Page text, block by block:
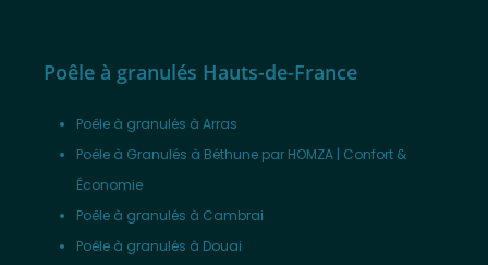
Poêle à granulés Hauts-de-France
Poêle à granulés à Arras
Poêle à Granulés à Béthune par HOMZA | Confort &
Économie
Poêle à granulés à Cambrai
Poêle à granulés à Douai